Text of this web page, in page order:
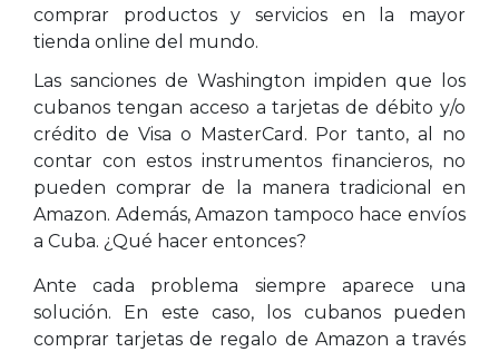
comprar productos y servicios en la mayor
tienda online del mundo.
Las sanciones de Washington impiden que los
cubanos tengan acceso a tarjetas de débito y/o
crédito de Visa o MasterCard. Por tanto, al no
contar con estos instrumentos financieros, no
pueden comprar de la manera tradicional en
Amazon. Además, Amazon tampoco hace envíos
a Cuba. ¿Qué hacer entonces?
Ante cada problema siempre aparece una
solución. En este caso, los cubanos pueden
comprar tarjetas de regalo de Amazon a través